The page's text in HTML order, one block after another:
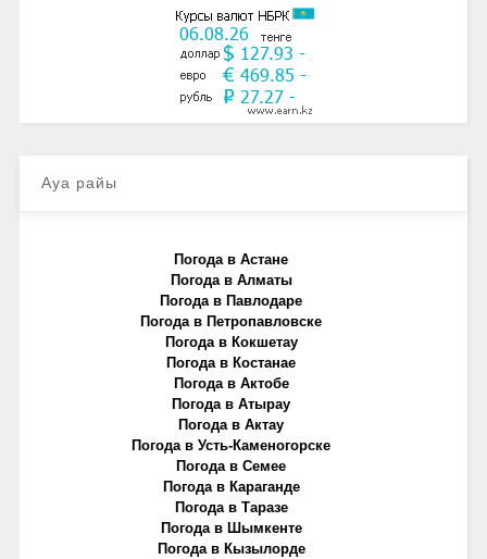
Ауа райы
Погода в Астане
Погода в Алматы
Погода в Павлодаре
Погода в Петропавловске
Погода в Кокшетау
Погода в Костанае
Погода в Актобе
Погода в Атырау
Погода в Актау
Погода в Усть-Каменогорске
Погода в Семее
Погода в Караганде
Погода в Таразе
Погода в Шымкенте
Погода в Кызылорде